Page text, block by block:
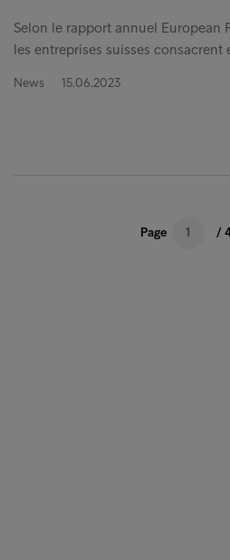
Selon le rapport annuel European
les entreprises suisses
News 15.06.2023
Page 1 /